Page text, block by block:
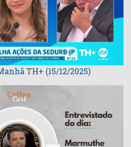
TH+ (15/12/2025)